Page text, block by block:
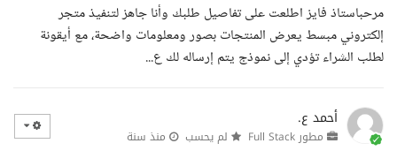
مرحباستاذ فايز اطلعت على تفاصيل طلبك وأنا جاهز لتنفيذ متجر
إلكتروني مبسط يعرض المنتجات بصور ومعلومات واضحة، مع أيقونة
لطلب الشراء تؤدي إلى نموذج يتم إرساله لك ع...
أحمد ع.
مطور Full Stack لم يحسب منذ سنة